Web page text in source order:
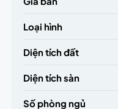
Loại hình
Diện tích đất
Diện tích sàn
Số phòng ngủ